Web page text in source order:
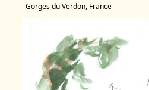
Gorges du Verdon, France